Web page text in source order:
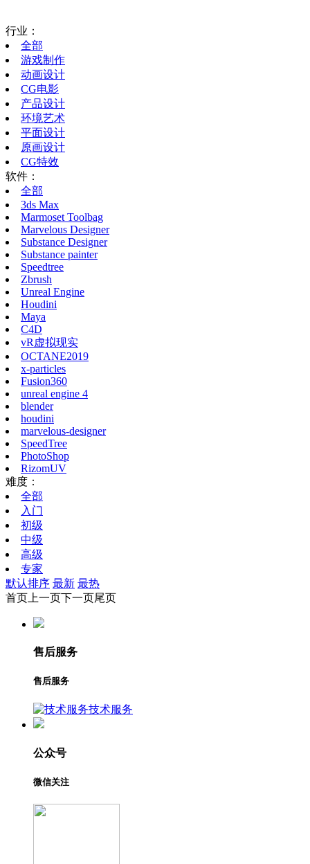
行业：
全部
游戏制作
动画设计
CG电影
产品设计
环境艺术
平面设计
原画设计
CG特效
软件：
全部
3ds Max
Marmoset Toolbag
Marvelous Designer
Substance Designer
Substance painter
Speedtree
Zbrush
Unreal Engine
Houdini
Maya
C4D
vR虚拟现实
OCTANE2019
x-particles
Fusion360
unreal engine 4
blender
houdini
marvelous-designer
SpeedTree
PhotoShop
RizomUV
难度：
全部
入门
初级
中级
高级
专家
默认排序 最新 最热
首页 上一页下一页尾页
售后服务
售后服务
技术服务
公众号
微信关注